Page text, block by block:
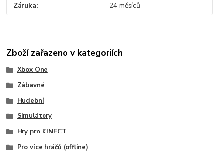
Záruka 24 měsíců
Zboží zařazeno v kategoriích
Xbox One
Zábavné
Hudební
Simulátory
Hry pro KINECT
Pro více hráčů (offline)